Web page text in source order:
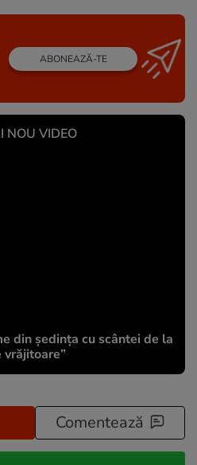
ABONEAZĂ-TE
NOU VIDEO
din ședința cu scântei de la
vrăjitoare”
Comentează